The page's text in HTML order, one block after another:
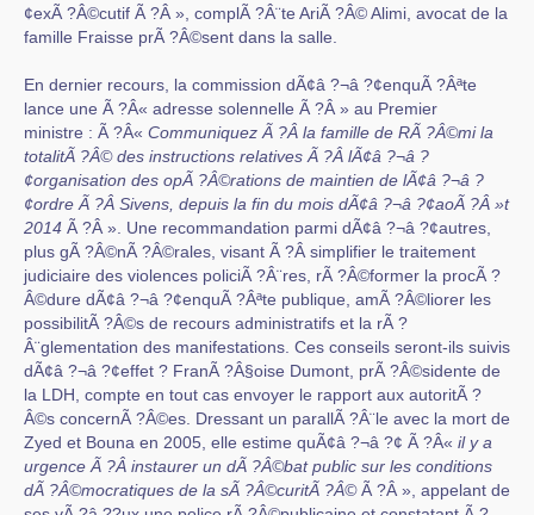
¢exÃ ?Â©cutif Ã ?Â », complÃ ?Â¨te AriÃ ?Â© Alimi, avocat de la
famille Fraisse prÃ ?Â©sent dans la salle.
En dernier recours, la commission dÃ¢â ?¬â ?¢enquÃ ?Âªte
lance une Ã ?Â« adresse solennelle Ã ?Â » au Premier
ministre : Ã ?Â« Communiquez Ã ?Â la famille de RÃ ?Â©mi la
totalitÃ ?Â© des instructions relatives Ã ?Â lÃ¢â ?¬â ?
¢organisation des opÃ ?Â©rations de maintien de lÃ¢â ?¬â ?
¢ordre Ã ?Â Sivens, depuis la fin du mois dÃ¢â ?¬â ?¢aoÃ ?Â »t
2014 Ã ?Â ». Une recommandation parmi dÃ¢â ?¬â ?¢autres,
plus gÃ ?Â©nÃ ?Â©rales, visant Ã ?Â simplifier le traitement
judiciaire des violences policiÃ ?Â¨res, rÃ ?Â©former la procÃ ?
Â©dure dÃ¢â ?¬â ?¢enquÃ ?Âªte publique, amÃ ?Â©liorer les
possibilitÃ ?Â©s de recours administratifs et la rÃ ?
Â¨glementation des manifestations. Ces conseils seront-ils suivis
dÃ¢â ?¬â ?¢effet ? FranÃ ?Â§oise Dumont, prÃ ?Â©sidente de
la LDH, compte en tout cas envoyer le rapport aux autoritÃ ?
Â©s concernÃ ?Â©es. Dressant un parallÃ ?Â¨le avec la mort de
Zyed et Bouna en 2005, elle estime quÃ¢â ?¬â ?¢ Ã ?Â« il y a
urgence Ã ?Â instaurer un dÃ ?Â©bat public sur les conditions
dÃ ?Â©mocratiques de la sÃ ?Â©curitÃ ?Â©Ã ?Â », appelant de